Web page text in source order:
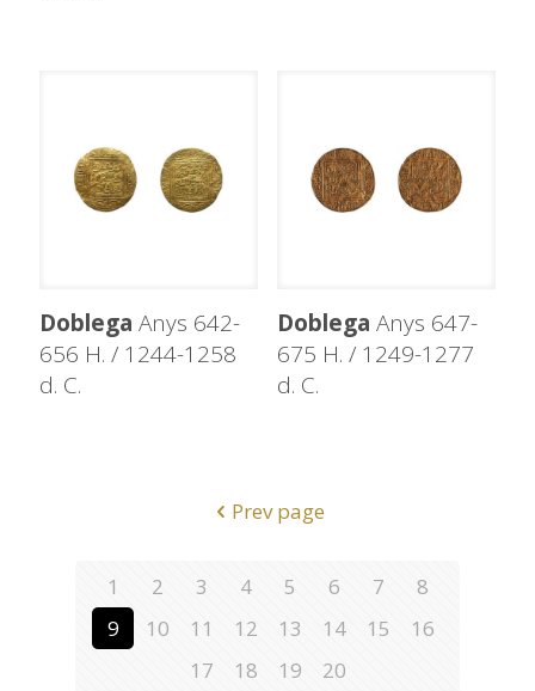
Doblega Anys 642-
656 H. / 1244-1258
d. C.
Doblega Anys 647-
675 H. / 1249-1277
d. C.
Prev page
1 2 3 4 5 6 7
8
9
10 11 12 13 14 15
16
17
18 19
20